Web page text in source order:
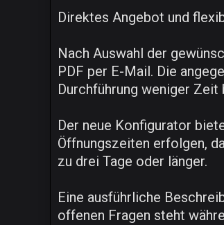
Direktes Angebot und
Nach Auswahl der
PDF per E-Mail. Die
Durchführung weniger
Der neue Konfigurator
Öffnungszeiten erfolgen,
zu drei Tage oder länger.
Eine ausführliche
offenen Fragen steht